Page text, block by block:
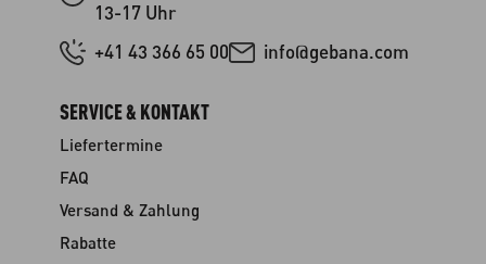
13-17 Uhr
+41 43 366 65 00
info@gebana.com
SERVICE & KONTAKT
Liefertermine
FAQ
Versand & Zahlung
Rabatte